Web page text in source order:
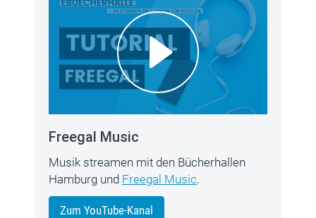
Freegal Music
Musik streamen mit den Bücherhallen
Hamburg und Freegal Music.
Zum YouTube-Kanal